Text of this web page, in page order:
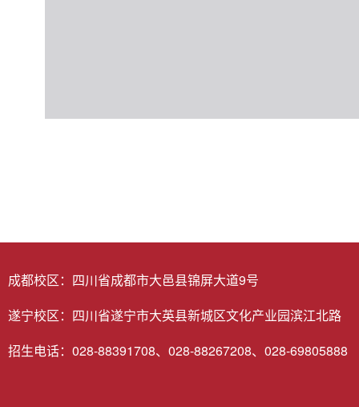
成都校区：四川省成都市大邑县锦屏大道9号
遂宁校区：四川省遂宁市大英县新城区文化产业园滨江北路
招生电话：028-88391708、028-88267208、028-69805888